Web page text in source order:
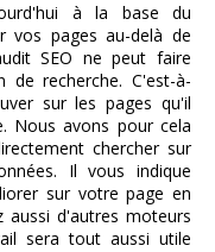
à la base du
vos pages au-delà de
SEO ne peut faire
de recherche. C'est-à-
sur les pages qu'il
Nous avons pour cela
chercher sur
Il vous indique
sur votre page en
aussi d'autres moteurs
sera tout aussi utile